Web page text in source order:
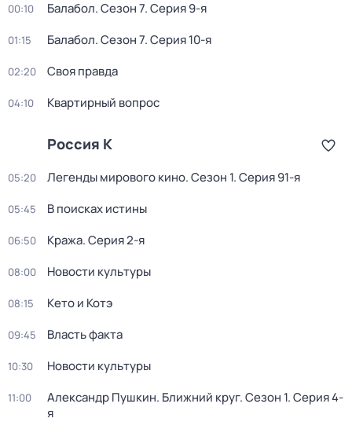
00:10 Балабол. Сезон 7. Серия 9-я
01:15 Балабол. Сезон 7. Серия 10-я
02:20 Своя правда
04:10 Квартирный вопрос
Россия К
05:20 Легенды мирового кино. Сезон 1. Серия 91-я
05:45 В поисках истины
06:50 Кража. Серия 2-я
08:00 Новости культуры
08:15 Кето и Котэ
09:45 Власть факта
10:30 Новости культуры
11:00 Александр Пушкин. Ближний круг. Сезон 1. Серия 4-
я